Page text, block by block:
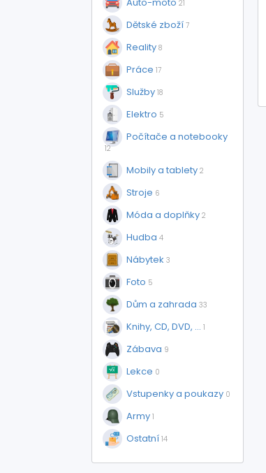
21
Dětské zboží 7
Reality 8
Práce 17
Služby 18
Elektro 5
Počítače a notebooky
12
Mobily a tablety 2
Stroje 6
Móda a doplňky 2
Hudba 4
Nábytek 3
Foto 5
Dům a zahrada 33
Knihy, CD, DVD, ... 1
Zábava 9
Lekce 0
Vstupenky a poukazy 0
Army 1
Ostatní 14